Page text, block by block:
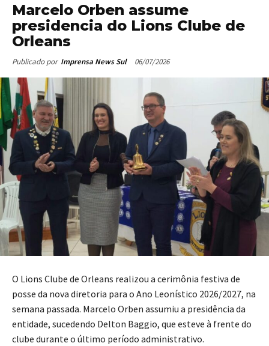
Marcelo Orben assume
presidencia do Lions Clube de
Orleans
Publicado por Imprensa News Sul 06/07/2026
O Lions Clube de Orleans realizou a cerimônia festiva de
posse da nova diretoria para o Ano Leonístico 2026/2027, na
semana passada. Marcelo Orben assumiu a presidência da
entidade, sucedendo Delton Baggio, que esteve à frente do
clube durante o último período administrativo.